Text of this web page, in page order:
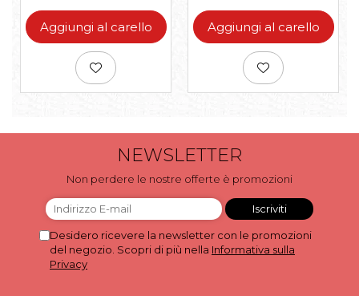
Aggiungi al carello Aggiungi al carello
NEWSLETTER
Non perdere le nostre offerte è promozioni
Desidero ricevere la newsletter con le promozioni
del negozio. Scopri di più nella Informativa sulla
Privacy